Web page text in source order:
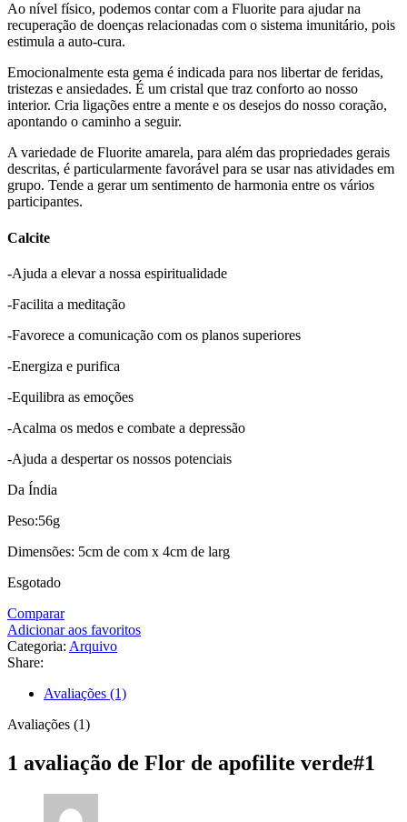
Ao nível físico, podemos contar com a Fluorite para ajudar na
recuperação de doenças relacionadas com o sistema imunitário, pois
estimula a auto-cura.
Emocionalmente esta gema é indicada para nos libertar de feridas,
tristezas e ansiedades. É um cristal que traz conforto ao nosso
interior. Cria ligações entre a mente e os desejos do nosso coração,
apontando o caminho a seguir.
A variedade de Fluorite amarela, para além das propriedades gerais
descritas, é particularmente favorável para se usar nas atividades em
grupo. Tende a gerar um sentimento de harmonia entre os vários
participantes.
Calcite
-Ajuda a elevar a nossa espiritualidade
-Facilita a meditação
-Favorece a comunicação com os planos superiores
-Energiza e purifica
-Equilibra as emoções
-Acalma os medos e combate a depressão
-Ajuda a despertar os nossos potenciais
Da Índia
Peso:56g
Dimensões: 5cm de com x 4cm de larg
Esgotado
Comparar
Adicionar aos favoritos
Categoria: Arquivo
Share:
Avaliações (1)
Avaliações (1)
1 avaliação de Flor de apofilite verde#1